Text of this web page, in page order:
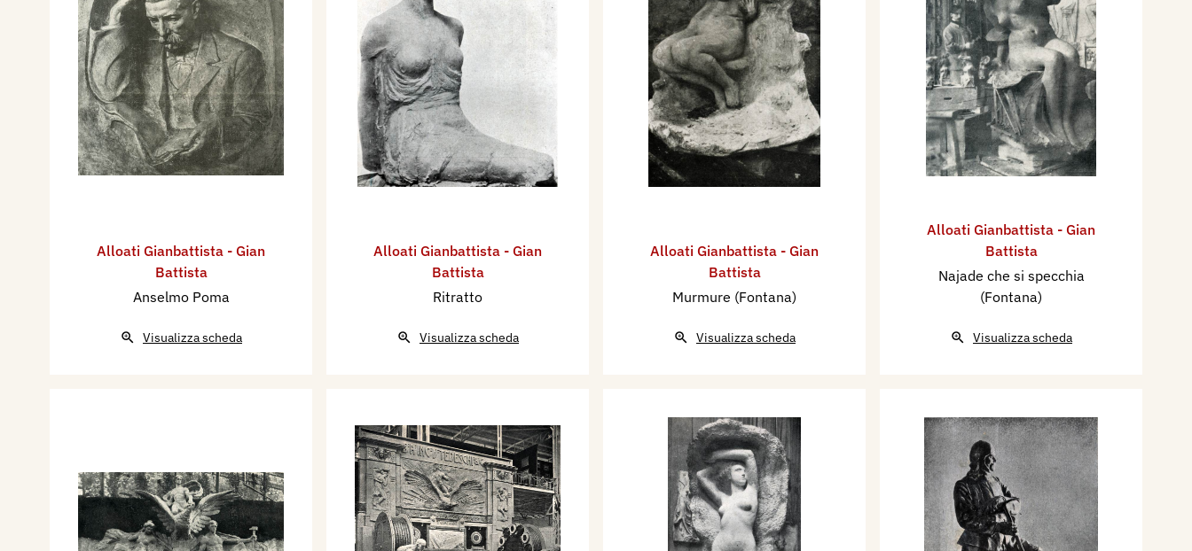
Alloati Gianbattista - Gian
Battista
Anselmo Poma
Visualizza scheda
Alloati Gianbattista - Gian
Battista
Ritratto
Visualizza scheda
Alloati Gianbattista - Gian
Battista
Murmure (Fontana)
Visualizza scheda
Alloati Gianbattista - Gian
Battista
Najade che si specchia
(Fontana)
Visualizza scheda